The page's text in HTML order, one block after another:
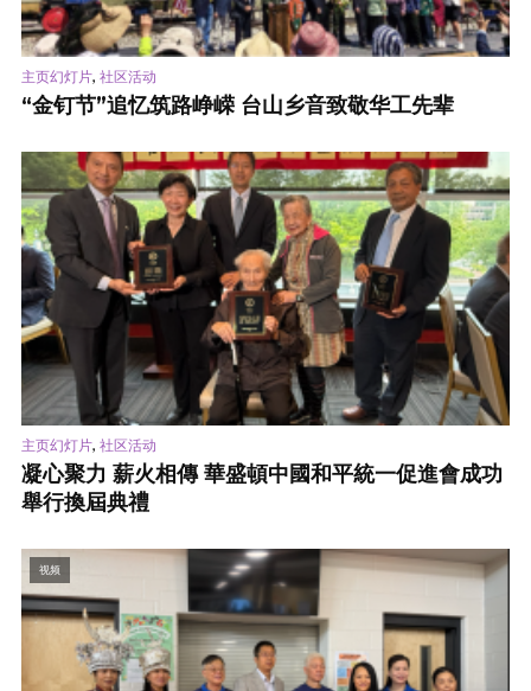
主页幻灯片, 社区活动
“金钉节”追忆筑路峥嵘 台山乡音致敬华工先辈
主页幻灯片, 社区活动
凝心聚力 薪火相傳 華盛頓中國和平統一促進會成功
舉行換屆典禮
视频